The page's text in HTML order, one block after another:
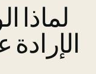
لماذا
الإرادة